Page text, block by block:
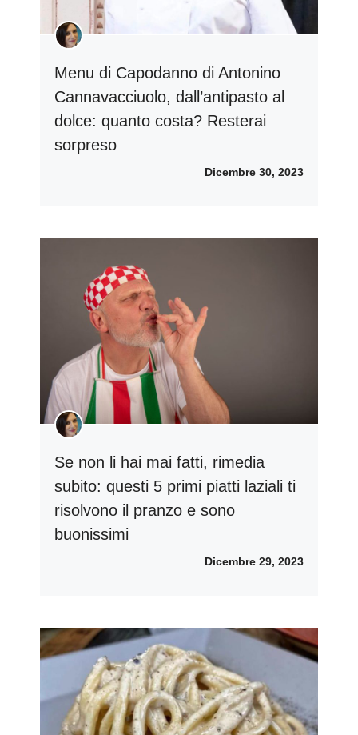
Menu di Capodanno di Antonino
Cannavacciuolo, dall’antipasto al
dolce: quanto costa? Resterai
sorpreso
Dicembre 30, 2023
Se non li hai mai fatti, rimedia
subito: questi 5 primi piatti laziali ti
risolvono il pranzo e sono
buonissimi
Dicembre 29, 2023